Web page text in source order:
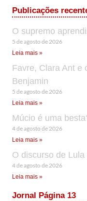
Publicações
O supremo
5 de agosto de 2026
Leia mais »
Favre, Clara Ant e
Benjamin
5 de agosto de 2026
Leia mais »
Múcio é uma
4 de agosto de 2026
Leia mais »
O discurso de
4 de agosto de 2026
Leia mais »
Jornal Página 13